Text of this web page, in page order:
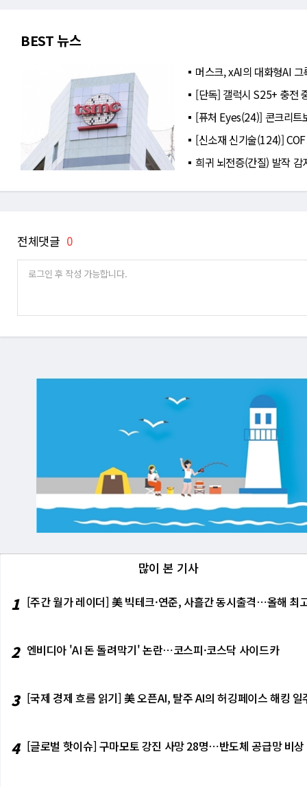
BEST 뉴스
머스크, xAI의 대화형AI
[단독] 갤럭시 S25+ 충전
[퓨처 Eyes(24)] 콘크리트
[신소재 신기술(124)]
희귀 뇌전증(간질) 발작
전체댓글 0
많이 본 기사
1 [주간 월가 레이더] 美 빅테크·연준, 사흘간 동시출격⋯올해 최
2 엔비디아 'AI 돈 돌려막기' 논란⋯코스피·코스닥 사이드카
3 [국제 경제 흐름 읽기] 美 오픈AI, 탈주 AI의 허깅페이스 해킹
4 [글로벌 핫이슈] 구마모토 강진 사망 28명⋯반도체 공급망 비상